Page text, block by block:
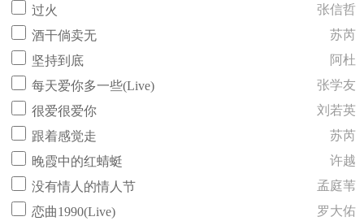
过火
张信哲
酒干倘卖无
苏芮
坚持到底
阿杜
每天爱你多一些(Live)
张学友
很爱很爱你
刘若英
跟着感觉走
苏芮
晚霞中的红蜻蜓
许越
没有情人的情人节
孟庭苇
恋曲1990(Live)
罗大佑